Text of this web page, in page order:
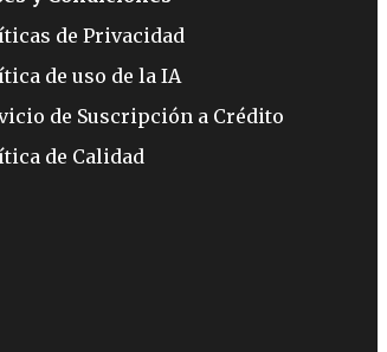
de Privacidad
de uso de la IA
de Suscripción a Crédito
de Calidad